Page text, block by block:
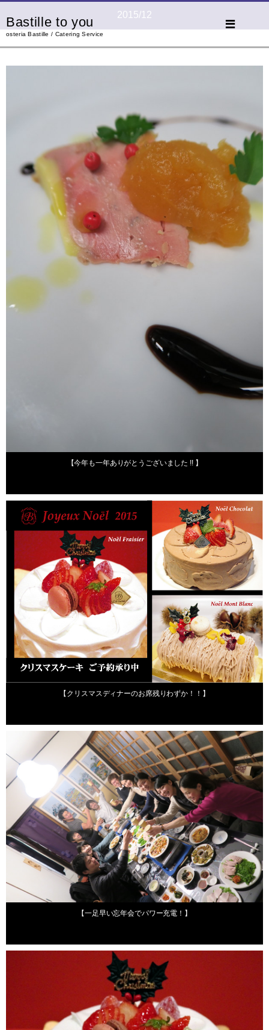
Bastille to you
osteria Bastille / Catering Service
2015/12
【今年も一年ありがとうございました !! 】
【クリスマスディナーのお席残りわずか！！】
2015年12月21日
【一足早い忘年会でパワー充電！】
2015年12月17日